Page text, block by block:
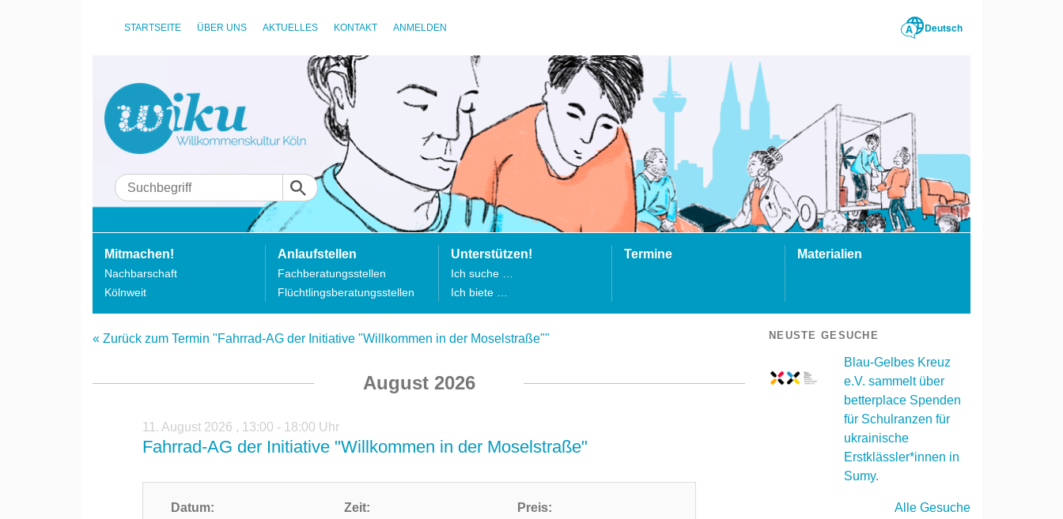
STARTSEITE ÜBER UNS AKTUELLES KONTAKT ANMELDEN Deutsch
Mitmachen!
Nachbarschaft
Kölnweit
Anlaufstellen
Fachberatungsstellen
Flüchtlingsberatungsstellen
Unterstützen!
Ich suche …
Ich biete …
Termine Materialien
« Zurück zum Termin "Fahrrad-AG der Initiative "Willkommen in der Moselstraße""
August 2026
11. August 2026 , 13:00 - 18:00 Uhr
Fahrrad-AG der Initiative "Willkommen in der Moselstraße"
Datum:
Zeit:
Preis:
NEUSTE GESUCHE
Blau-Gelbes Kreuz
e.V. sammelt über
betterplace Spenden
für Schulranzen für
ukrainische
Erstklässler*innen in
Sumy.
Alle Gesuche